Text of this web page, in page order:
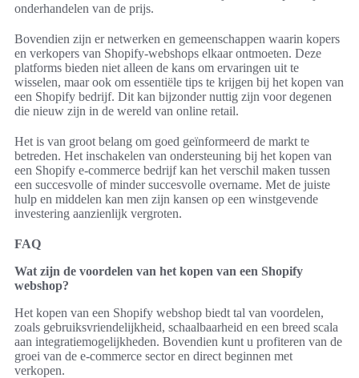
onderhandelen van de prijs.
Bovendien zijn er netwerken en gemeenschappen waarin kopers
en verkopers van Shopify-webshops elkaar ontmoeten. Deze
platforms bieden niet alleen de kans om ervaringen uit te
wisselen, maar ook om essentiële tips te krijgen bij het kopen van
een Shopify bedrijf. Dit kan bijzonder nuttig zijn voor degenen
die nieuw zijn in de wereld van online retail.
Het is van groot belang om goed geïnformeerd de markt te
betreden. Het inschakelen van ondersteuning bij het kopen van
een Shopify e-commerce bedrijf kan het verschil maken tussen
een succesvolle of minder succesvolle overname. Met de juiste
hulp en middelen kan men zijn kansen op een winstgevende
investering aanzienlijk vergroten.
FAQ
Wat zijn de voordelen van het kopen van een Shopify
webshop?
Het kopen van een Shopify webshop biedt tal van voordelen,
zoals gebruiksvriendelijkheid, schaalbaarheid en een breed scala
aan integratiemogelijkheden. Bovendien kunt u profiteren van de
groei van de e-commerce sector en direct beginnen met
verkopen.